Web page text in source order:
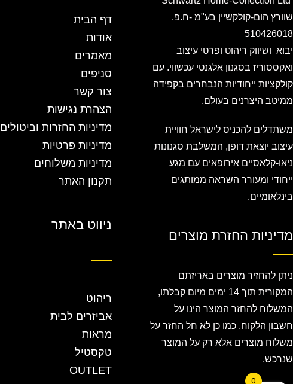
שוורץ הום-קולקשיין בע"מ -ח.פ.
510426018
יבוא ושיווק ריהוט ופרטי עיצוב
ואקססוריז בסגנון אלגנטי עכשווי. עם
קולקציות ייחודיות הנבחרים בקפידה
ממיטב היצרנים בעולם.
משתדלים להכניס לישראל חוויית
עיצוב יוצאת דופן, המשלבת סגנונות
ניאו-קלאסיים אירופאים עם מגע
ייחודי ומעורר השראה ממותגים
בינלאומיים.
מדיניות החזרת מוצרים
ניתן להחזיר מוצרים באריזתם
המקורית תוך 14 ימים מיום קבלתו,
המשלוח להחזר המוצר הינו על
חשבון הלקוח, כמו כן לא חל החזר על
משלוח מוצרים אלא רק על המוצר
שנרכש.
דף הבית
אודות
מאמרים
סניפים
צור קשר
הצהרת נגישות
מדיניות החזרות וביטולים
מדיניות פרטיות
מדיניות משלוחים
תקנון האתר
ניווט באתר
ריהוט
אביזרים לבית
מראות
טקסטיל
OUTLET
0